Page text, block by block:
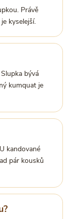
Právě
kyselejší.
bývá
kumquat je
kandované
pár kousků